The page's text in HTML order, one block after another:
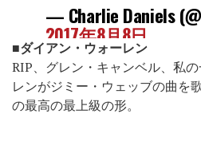
— Charlie Daniels
2017年8月8日
■ダイアン・ウォーレン
RIP、グレン・キャンベル、私
レンがジミー・ウェッブの曲を
の最高の最上級の形。